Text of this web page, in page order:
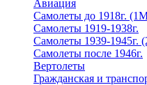
Авиация
Самолеты до 1918г.
Самолеты 1919-1938г.
Самолеты 1939-1945г.
Самолеты после 1946г.
Вертолеты
Гражданская и